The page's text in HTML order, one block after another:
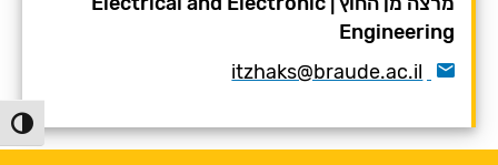
הפעל/
Engineering
itzhaks@braude.ac.il